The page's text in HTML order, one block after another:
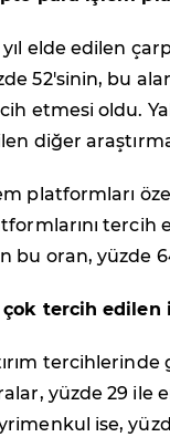
yıl elde edilen
52'sinin, bu
etmesi oldu.
diğer
platformları
tercih
bu oran, yüzde
çok tercih edilen
yüzde 29 ile
ise,